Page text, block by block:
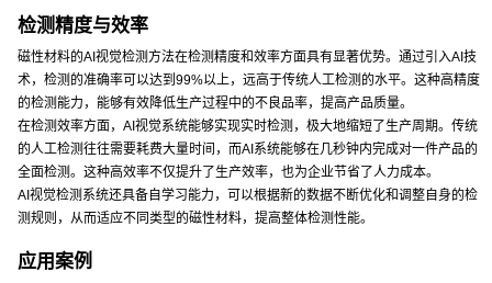
检测精度与效率
磁性材料的AI视觉检测方法在检测精度和效率方面具有显著优势。通过引入AI技
术，检测的准确率可以达到99%以上，远高于传统人工检测的水平。这种高精度
的检测能力，能够有效降低生产过程中的不良品率，提高产品质量。
在检测效率方面，AI视觉系统能够实现实时检测，极大地缩短了生产周期。传统
的人工检测往往需要耗费大量时间，而AI系统能够在几秒钟内完成对一件产品的
全面检测。这种高效率不仅提升了生产效率，也为企业节省了人力成本。
AI视觉检测系统还具备自学习能力，可以根据新的数据不断优化和调整自身的检
测规则，从而适应不同类型的磁性材料，提高整体检测性能。
应用案例